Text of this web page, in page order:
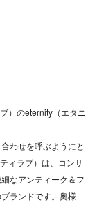
）のeternity（エタニ
わせを呼ぶようにと
ィラブ）は、コンサ
なアンティーク＆フ
ランドです。奥様